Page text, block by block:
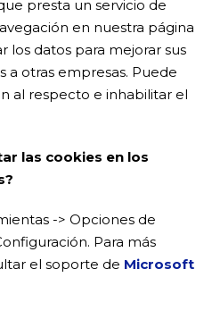
presta un servicio de
en nuestra página
los datos para mejorar sus
a otras empresas. Puede
al respecto e inhabilitar el
las cookies en los
-> Opciones de
Para más
el soporte de Microsoft